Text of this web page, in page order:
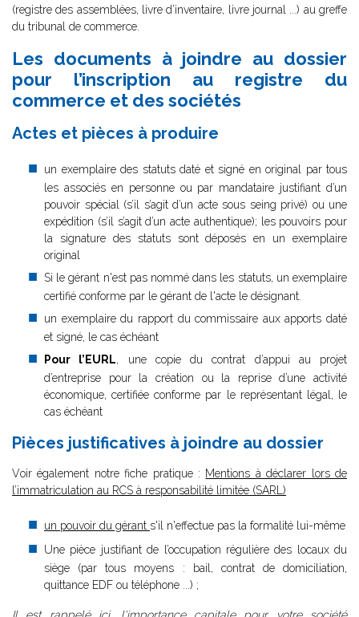
(registre des assemblées, livre d’inventaire, livre journal ...) au greffe
du tribunal de commerce.
Les documents à joindre au dossier
pour l’inscription au registre du
commerce et des sociétés
Actes et pièces à produire
un exemplaire des statuts daté et signé en original par tous
les associés en personne ou par mandataire justifiant d’un
pouvoir spécial (s’il s’agit d’un acte sous seing privé) ou une
expédition (s’il s’agit d’un acte authentique); les pouvoirs pour
la signature des statuts sont déposés en un exemplaire
original
Si le gérant n'est pas nommé dans les statuts, un exemplaire
certifié conforme par le gérant de l'acte le désignant.
un exemplaire du rapport du commissaire aux apports daté
et signé, le cas échéant
Pour l’EURL, une copie du contrat d’appui au projet
d’entreprise pour la création ou la reprise d’une activité
économique, certifiée conforme par le représentant légal, le
cas échéant
Pièces justificatives à joindre au dossier
Voir également notre fiche pratique : Mentions à déclarer lors de
l’immatriculation au RCS à responsabilité limitée (SARL)
un pouvoir du gérant s'il n'effectue pas la formalité lui-même
Une pièce justifiant de l’occupation régulière des locaux du
siège (par tous moyens : bail, contrat de domiciliation,
quittance EDF ou téléphone ...) ;